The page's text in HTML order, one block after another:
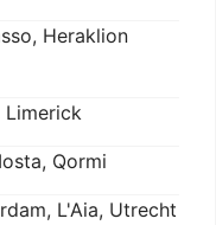
Heraklion
Limerick
Qormi
L'Aia, Utrecht